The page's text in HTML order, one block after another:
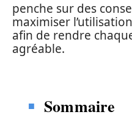
penche sur des
maximiser
afin de rendre
agréable.
Sommaire